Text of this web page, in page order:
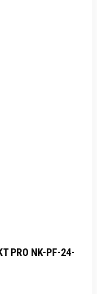
PRO NK-PF-24-